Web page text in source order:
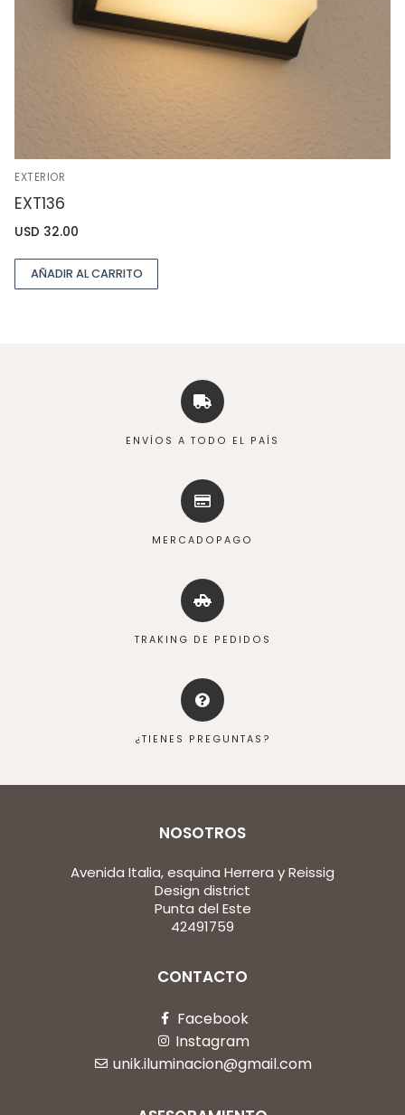
EXTERIOR
EXT136
USD 32.00
AÑADIR AL CARRITO
ENVÍOS A TODO EL PAÍS
MERCADOPAGO
TRAKING DE PEDIDOS
¿TIENES PREGUNTAS?
NOSOTROS
Avenida Italia, esquina Herrera y Reissig
Design district
Punta del Este
42491759
CONTACTO
Facebook
Instagram
unik.iluminacion@gmail.com